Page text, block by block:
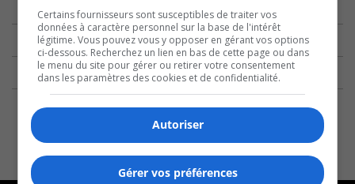
Certains fournisseurs sont susceptibles de traiter vos
données à caractère personnel sur la base de l'intérêt
légitime. Vous pouvez vous y opposer en gérant vos options
ci-dessous. Recherchez un lien en bas de cette page ou dans
le menu du site pour gérer ou retirer votre consentement
dans les paramètres des cookies et de confidentialité.
Autoriser
Gérer vos préférences